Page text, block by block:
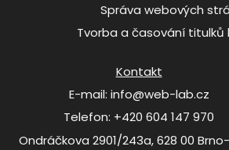
Správa webových
Tvorba a časování titulků
Kontakt
E-mail: info@web-lab.cz
Telefon: +420 604 147 970
Ondráčkova 2901/243a, 628 00